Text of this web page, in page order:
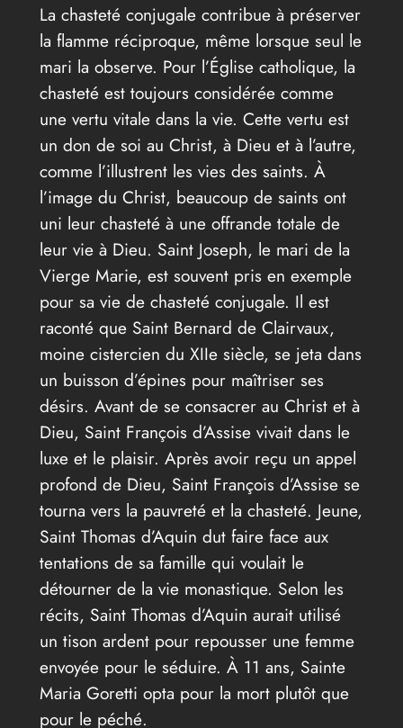
La chasteté conjugale contribue à préserver
la flamme réciproque, même lorsque seul le
mari la observe. Pour l’Église catholique, la
chasteté est toujours considérée comme
une vertu vitale dans la vie. Cette vertu est
un don de soi au Christ, à Dieu et à l’autre,
comme l’illustrent les vies des saints. À
l’image du Christ, beaucoup de saints ont
uni leur chasteté à une offrande totale de
leur vie à Dieu. Saint Joseph, le mari de la
Vierge Marie, est souvent pris en exemple
pour sa vie de chasteté conjugale. Il est
raconté que Saint Bernard de Clairvaux,
moine cistercien du XIIe siècle, se jeta dans
un buisson d’épines pour maîtriser ses
désirs. Avant de se consacrer au Christ et à
Dieu, Saint François d’Assise vivait dans le
luxe et le plaisir. Après avoir reçu un appel
profond de Dieu, Saint François d’Assise se
tourna vers la pauvreté et la chasteté. Jeune,
Saint Thomas d’Aquin dut faire face aux
tentations de sa famille qui voulait le
détourner de la vie monastique. Selon les
récits, Saint Thomas d’Aquin aurait utilisé
un tison ardent pour repousser une femme
envoyée pour le séduire. À 11 ans, Sainte
Maria Goretti opta pour la mort plutôt que
pour le péché.